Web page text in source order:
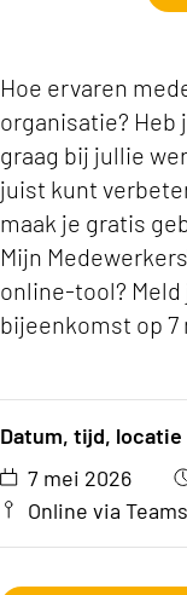
Hoe ervaren
organisatie? Heb
graag bij jullie
juist kunt
maak je gratis
Mijn
online-tool? Meld
bijeenkomst op 7
Datum, tijd, locatie
7 mei 2026
Online via Teams